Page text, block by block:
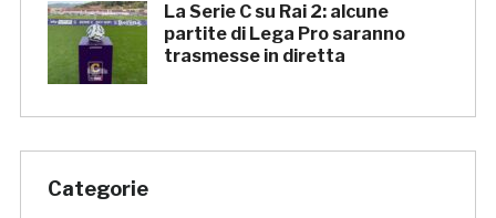
La Serie C su Rai 2: alcune
partite di Lega Pro saranno
trasmesse in diretta
Categorie